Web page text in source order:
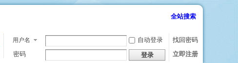
全站搜索
用户名 自动登录
找回密码
密码
登录 立即注册